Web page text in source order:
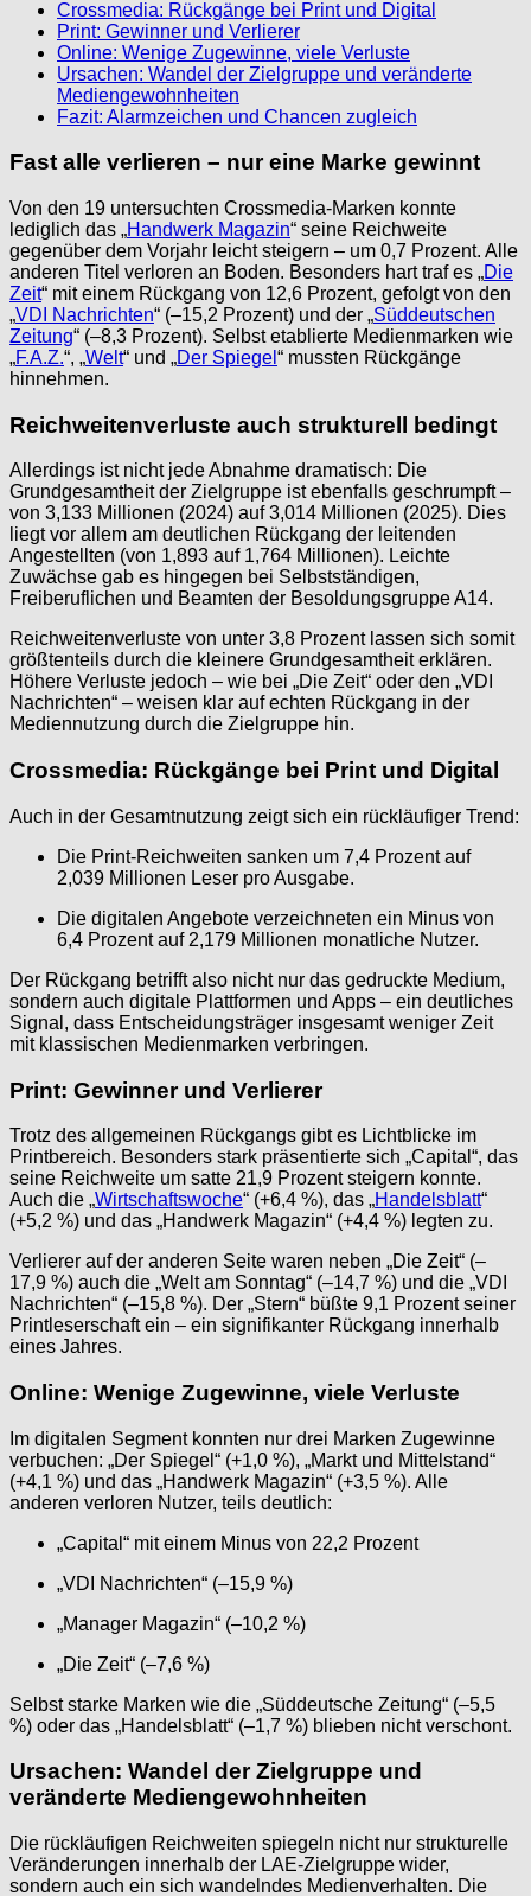
Crossmedia: Rückgänge bei Print und Digital
Print: Gewinner und Verlierer
Online: Wenige Zugewinne, viele Verluste
Ursachen: Wandel der Zielgruppe und veränderte
Mediengewohnheiten
Fazit: Alarmzeichen und Chancen zugleich
Fast alle verlieren – nur eine Marke gewinnt
Von den 19 untersuchten Crossmedia-Marken konnte
lediglich das „Handwerk Magazin“ seine Reichweite
gegenüber dem Vorjahr leicht steigern – um 0,7 Prozent. Alle
anderen Titel verloren an Boden. Besonders hart traf es „Die
Zeit“ mit einem Rückgang von 12,6 Prozent, gefolgt von den
„VDI Nachrichten“ (–15,2 Prozent) und der „Süddeutschen
Zeitung“ (–8,3 Prozent). Selbst etablierte Medienmarken wie
„F.A.Z.“, „Welt“ und „Der Spiegel “ mussten Rückgänge
hinnehmen.
Reichweitenverluste auch strukturell bedingt
Allerdings ist nicht jede Abnahme dramatisch: Die
Grundgesamtheit der Zielgruppe ist ebenfalls geschrumpft –
von 3,133 Millionen (2024) auf 3,014 Millionen (2025). Dies
liegt vor allem am deutlichen Rückgang der leitenden
Angestellten (von 1,893 auf 1,764 Millionen). Leichte
Zuwächse gab es hingegen bei Selbstständigen,
Freiberuflichen und Beamten der Besoldungsgruppe A14.
Reichweitenverluste von unter 3,8 Prozent lassen sich somit
größtenteils durch die kleinere Grundgesamtheit erklären.
Höhere Verluste jedoch – wie bei „Die Zeit“ oder den „VDI
Nachrichten“ – weisen klar auf echten Rückgang in der
Mediennutzung durch die Zielgruppe hin.
Crossmedia: Rückgänge bei Print und Digital
Auch in der Gesamtnutzung zeigt sich ein rückläufiger Trend:
Die Print-Reichweiten sanken um 7,4 Prozent auf
2,039 Millionen Leser pro Ausgabe.
Die digitalen Angebote verzeichneten ein Minus von
6,4 Prozent auf 2,179 Millionen monatliche Nutzer.
Der Rückgang betrifft also nicht nur das gedruckte Medium,
sondern auch digitale Plattformen und Apps – ein deutliches
Signal, dass Entscheidungsträger insgesamt weniger Zeit
mit klassischen Medienmarken verbringen.
Print: Gewinner und Verlierer
Trotz des allgemeinen Rückgangs gibt es Lichtblicke im
Printbereich. Besonders stark präsentierte sich „Capital“, das
seine Reichweite um satte 21,9 Prozent steigern konnte.
Auch die „Wirtschaftswoche“ (+6,4 %), das „Handelsblatt“
(+5,2 %) und das „Handwerk Magazin“ (+4,4 %) legten zu.
Verlierer auf der anderen Seite waren neben „Die Zeit“ (–
17,9 %) auch die „Welt am Sonntag“ (–14,7 %) und die „VDI
Nachrichten“ (–15,8 %). Der „Stern“ büßte 9,1 Prozent seiner
Printleserschaft ein – ein signifikanter Rückgang innerhalb
eines Jahres.
Online: Wenige Zugewinne, viele Verluste
Im digitalen Segment konnten nur drei Marken Zugewinne
verbuchen: „Der Spiegel“ (+1,0 %), „Markt und Mittelstand“
(+4,1 %) und das „Handwerk Magazin“ (+3,5 %). Alle
anderen verloren Nutzer, teils deutlich:
„Capital“ mit einem Minus von 22,2 Prozent
„VDI Nachrichten“ (–15,9 %)
„Manager Magazin“ (–10,2 %)
„Die Zeit“ (–7,6 %)
Selbst starke Marken wie die „Süddeutsche Zeitung“ (–5,5
%) oder das „Handelsblatt“ (–1,7 %) blieben nicht verschont.
Ursachen: Wandel der Zielgruppe und
veränderte Mediengewohnheiten
Die rückläufigen Reichweiten spiegeln nicht nur strukturelle
Veränderungen innerhalb der LAE-Zielgruppe wider,
sondern auch ein sich wandelndes Medienverhalten. Die